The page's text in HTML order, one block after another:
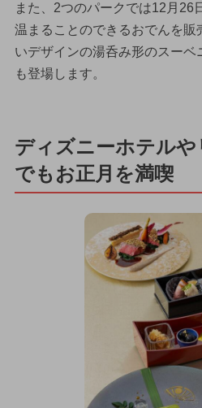
また、2つのパークでは12月26
温まることのできるおでんを販
いデザインの湯呑み形のスーベ
も登場します。
ディズニーホテル
でもお正月を満喫